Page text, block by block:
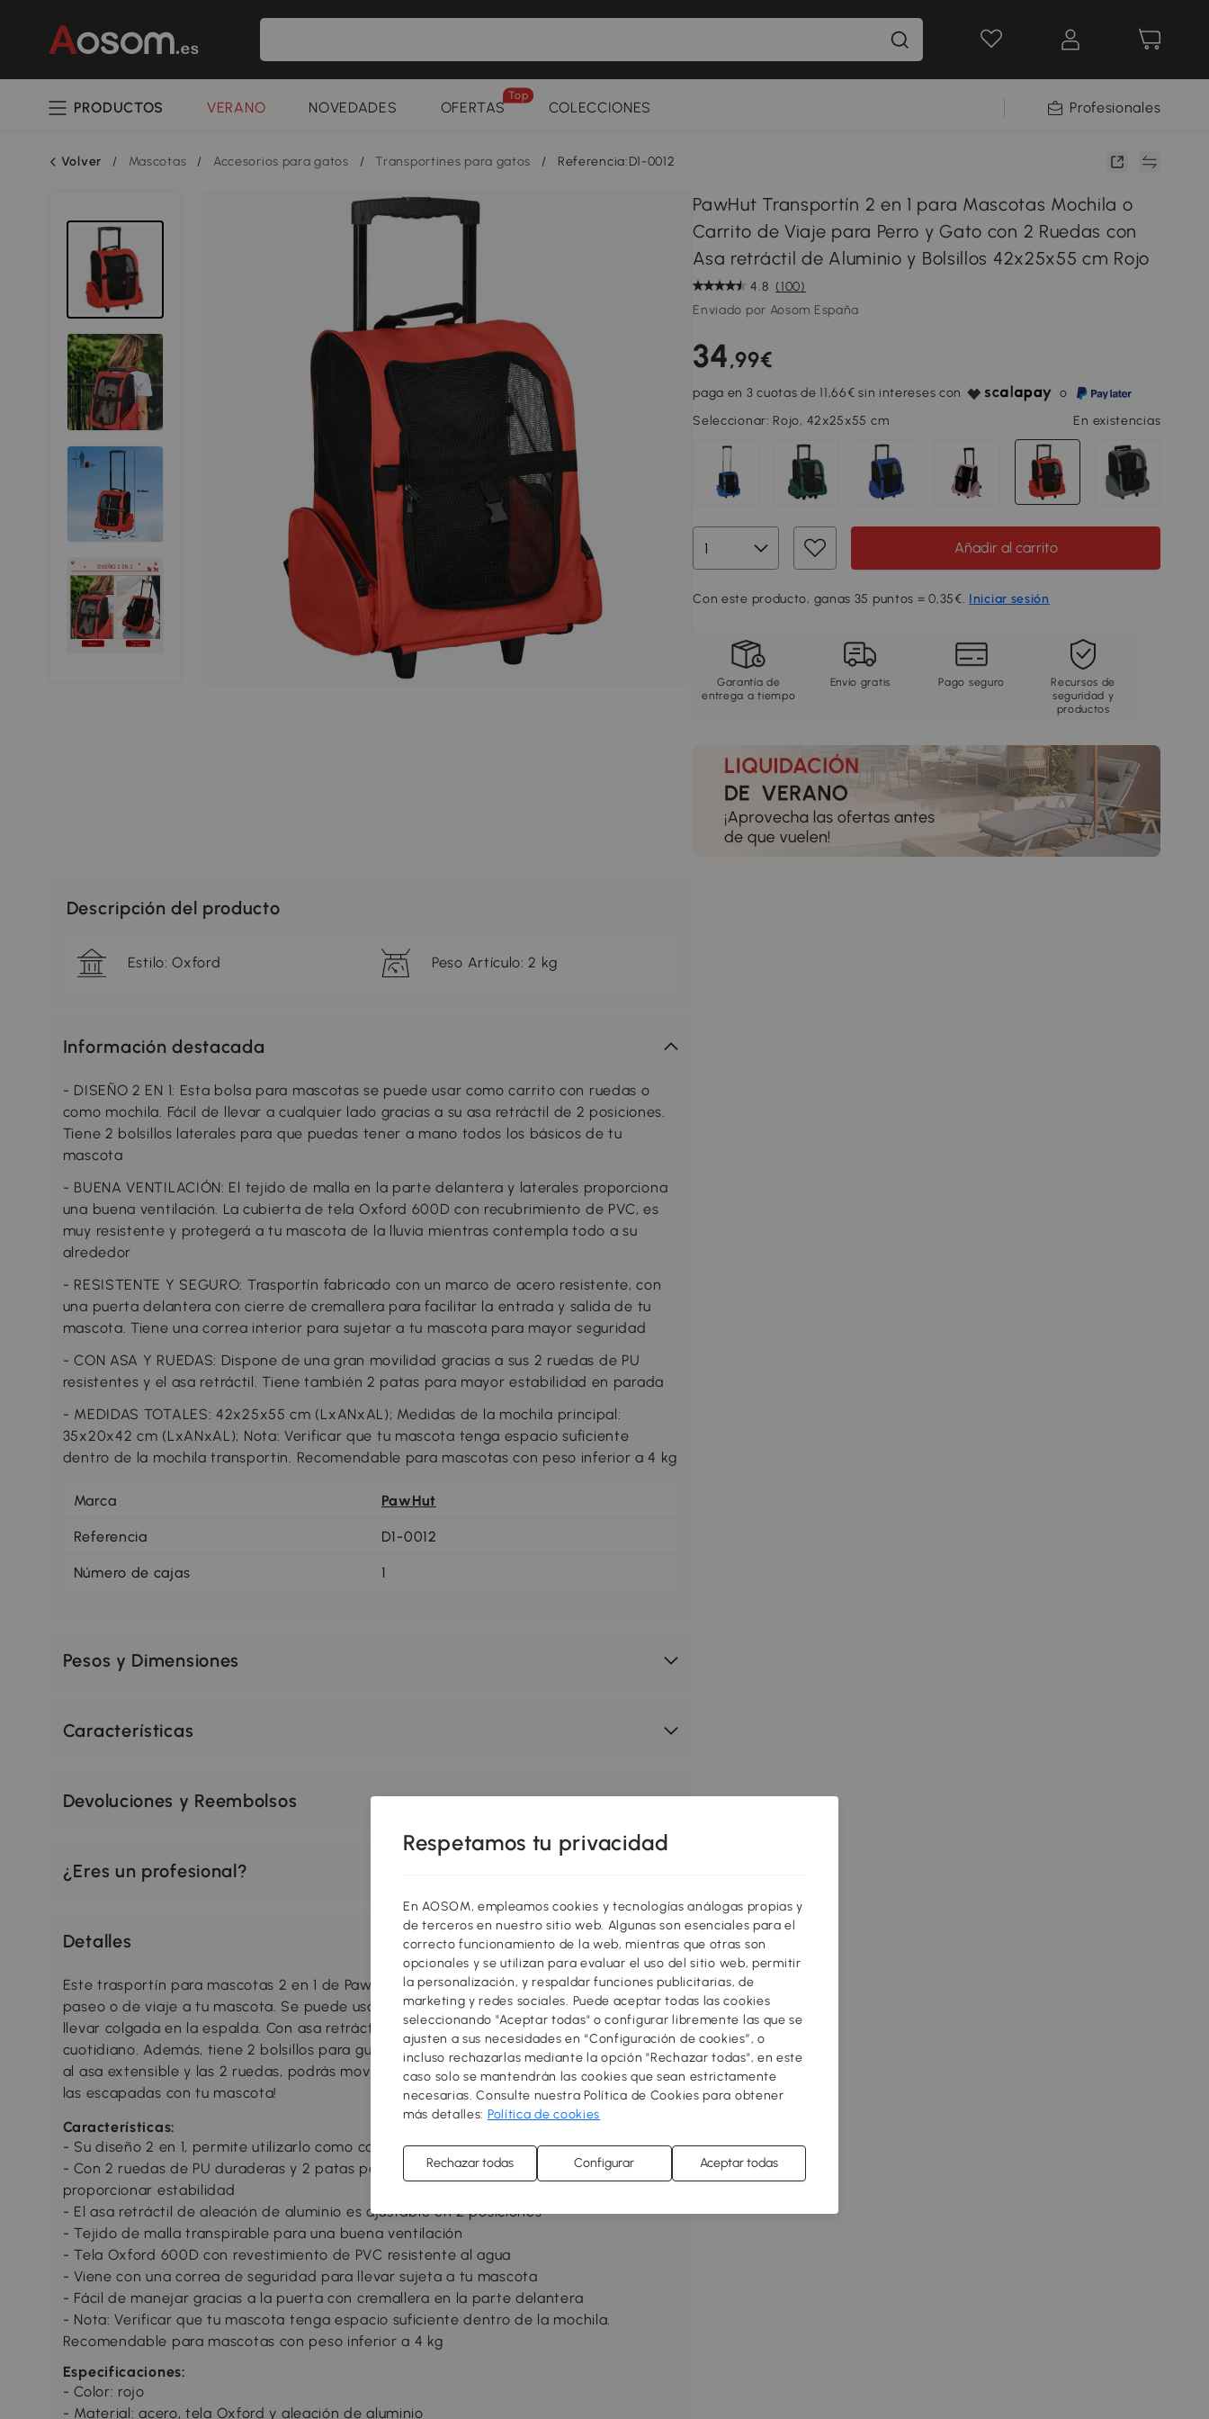
PRODUCTOS VERANO NOVEDADES OFERTAS
Top
COLECCIONES Profesionales
Volver / Mascotas / Accesorios para gatos / Transportines para gatos / Referencia:D1-0012
PawHut Transportín 2 en 1 para Mascotas Mochila o
Carrito de Viaje para Perro y Gato con 2 Ruedas con
Asa retráctil de Aluminio y Bolsillos 42x25x55 cm Rojo
4.8 (100)
Enviado por Aosom España
34,99€
paga en 3 cuotas de 11,66€ sin intereses con
o
Seleccionar: Rojo, 42x25x55 cm En existencias
Añadir al carrito
Con este producto, ganas 35 puntos = 0,35€. Iniciar sesión
Garantía de
entrega a tiempo
Envío gratis Pago seguro
Recursos de
seguridad y
productos
Descripción del producto
Estilo: Oxford Peso Artículo: 2 kg
Información destacada
- DISEÑO 2 EN 1: Esta bolsa para mascotas se puede usar como carrito con ruedas o
como mochila. Fácil de llevar a cualquier lado gracias a su asa retráctil de 2 posiciones.
Tiene 2 bolsillos laterales para que puedas tener a mano todos los básicos de tu
mascota
- BUENA VENTILACIÓN: El tejido de malla en la parte delantera y laterales proporciona
una buena ventilación. La cubierta de tela Oxford 600D con recubrimiento de PVC, es
muy resistente y protegerá a tu mascota de la lluvia mientras contempla todo a su
alrededor
- RESISTENTE Y SEGURO: Trasportín fabricado con un marco de acero resistente, con
una puerta delantera con cierre de cremallera para facilitar la entrada y salida de tu
mascota. Tiene una correa interior para sujetar a tu mascota para mayor seguridad
- CON ASA Y RUEDAS: Dispone de una gran movilidad gracias a sus 2 ruedas de PU
resistentes y el asa retráctil. Tiene también 2 patas para mayor estabilidad en parada
- MEDIDAS TOTALES: 42x25x55 cm (LxANxAL); Medidas de la mochila principal:
35x20x42 cm (LxANxAL); Nota: Verificar que tu mascota tenga espacio suficiente
dentro de la mochila transportin. Recomendable para mascotas con peso inferior a 4 kg
Marca PawHut
Referencia D1-0012
Número de cajas 1
Pesos y Dimensiones
Características
Devoluciones y Reembolsos
¿Eres un profesional?
Detalles
Este trasportín para mascotas 2 en 1 de PawHut es la solución perfecta para llevar de
paseo o de viaje a tu mascota. Se puede usar como carrito con ruedas o mochila para
llevar colgada en la espalda. Con asa retráctil de acero y tela Oxford, es ideal para uso
cuotidiano. Además, tiene 2 bolsillos para guardar los básicos para tu mascota. Gracias
al asa extensible y las 2 ruedas, podrás moverlo fácilmente a todos lados ¡Disfruta de
las escapadas con tu mascota!
Características:
- Su diseño 2 en 1, permite utilizarlo como carrito con ruedas o como mochila
- Con 2 ruedas de PU duraderas y 2 patas para facilitar su traslado y a la vez
proporcionar estabilidad
- El asa retráctil de aleación de aluminio es ajustable en 2 posiciones
- Tejido de malla transpirable para una buena ventilación
- Tela Oxford 600D con revestimiento de PVC resistente al agua
- Viene con una correa de seguridad para llevar sujeta a tu mascota
- Fácil de manejar gracias a la puerta con cremallera en la parte delantera
- Nota: Verificar que tu mascota tenga espacio suficiente dentro de la mochila.
Recomendable para mascotas con peso inferior a 4 kg
Especificaciones:
- Color: rojo
- Material: acero, tela Oxford y aleación de aluminio
Respetamos tu privacidad
En AOSOM, empleamos cookies y tecnologías análogas propias y
de terceros en nuestro sitio web. Algunas son esenciales para el
correcto funcionamiento de la web, mientras que otras son
opcionales y se utilizan para evaluar el uso del sitio web, permitir
la personalización, y respaldar funciones publicitarias, de
marketing y redes sociales. Puede aceptar todas las cookies
seleccionando "Aceptar todas" o configurar libremente las que se
ajusten a sus necesidades en “Configuración de cookies”, o
incluso rechazarlas mediante la opción "Rechazar todas", en este
caso solo se mantendrán las cookies que sean estrictamente
necesarias. Consulte nuestra Política de Cookies para obtener
más detalles: Política de cookies
Rechazar todas Configurar Aceptar todas